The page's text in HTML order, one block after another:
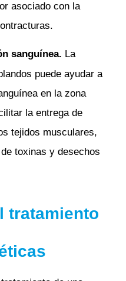
asociado con la
sanguínea. La
puede ayudar a
en la zona
la entrega de
tejidos musculares,
toxinas y desechos
tratamiento